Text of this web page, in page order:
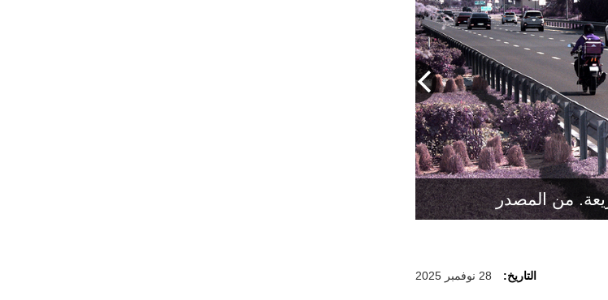
من المصدر
علاء الدين صبحي داود: لكي نصل إلى التزام بنسبة 100% نحتاج إلى تكامل
التاريخ: 28 نوفمبر 2025